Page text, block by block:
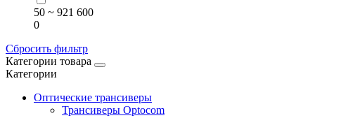
50 ~ 921 600
0
Сбросить фильтр
Категории товара
Категории
Оптические трансиверы
Трансиверы Optocom